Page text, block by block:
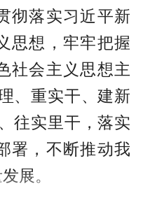
彻落实习近平新
思想，牢牢把握
社会主义思想主
、重实干、建新
往实里干，落实
署，不断推动我
展。